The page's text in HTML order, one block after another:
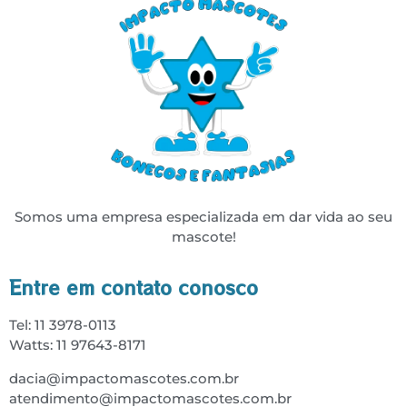
Somos uma empresa especializada em dar vida ao seu
mascote!
Entre em contato conosco
Tel: 11 3978-0113
Watts: 11 97643-8171
dacia@impactomascotes.com.br
atendimento@impactomascotes.com.br